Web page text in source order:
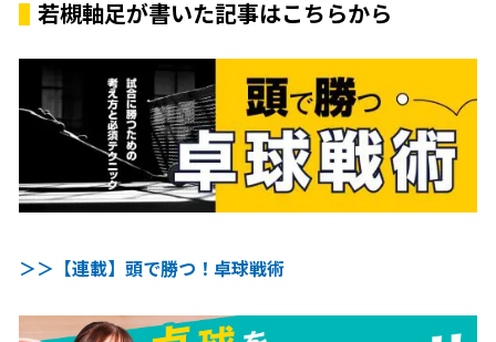
若槻軸足が書いた記事はこちらから
＞＞【連載】頭で勝つ！卓球戦術